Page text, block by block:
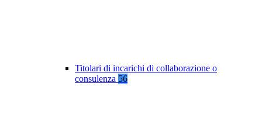
Titolari di incarichi di collaborazione o
consulenza 56